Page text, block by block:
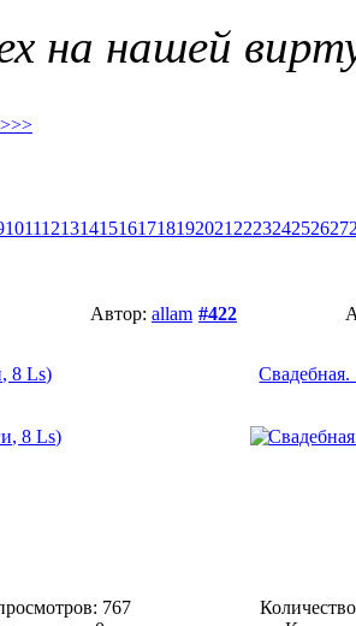
на нашей
101112131415161718192021 222324252627
Автор: allam
8 Ls)
767
#422